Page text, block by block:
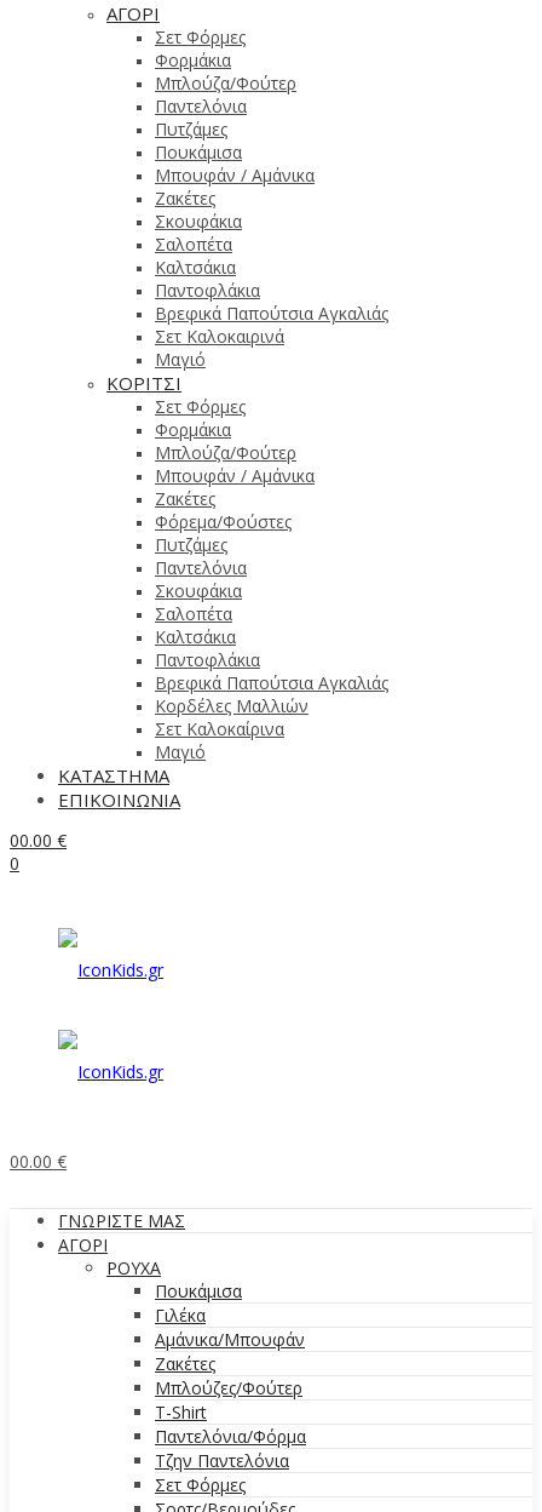
ΑΓΟΡΙ
Σετ Φόρμες
Φορμάκια
Μπλούζα/Φούτερ
Παντελόνια
Πυτζάμες
Πουκάμισα
Μπουφάν / Αμάνικα
Ζακέτες
Σκουφάκια
Σαλοπέτα
Καλτσάκια
Παντοφλάκια
Βρεφικά Παπούτσια Αγκαλιάς
Σετ Καλοκαιρινά
Μαγιό
ΚΟΡΙΤΣΙ
Σετ Φόρμες
Φορμάκια
Μπλούζα/Φούτερ
Μπουφάν / Αμάνικα
Ζακέτες
Φόρεμα/Φούστες
Πυτζάμες
Παντελόνια
Σκουφάκια
Σαλοπέτα
Καλτσάκια
Παντοφλάκια
Βρεφικά Παπούτσια Αγκαλιάς
Κορδέλες Μαλλιών
Σετ Καλοκαίρινα
Μαγιό
ΚΑΤΑΣΤΗΜΑ
ΕΠΙΚΟΙΝΩΝΙΑ
00.00 €
0
00.00 €
ΓΝΩΡΙΣΤΕ ΜΑΣ
ΑΓΟΡΙ
ΡΟΥΧΑ
Πουκάμισα
Γιλέκα
Αμάνικα/Μπουφάν
Ζακέτες
Μπλούζες/Φούτερ
T-Shirt
Παντελόνια/Φόρμα
Τζην Παντελόνια
Σετ Φόρμες